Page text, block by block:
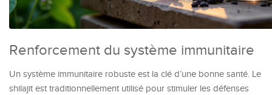
Renforcement du système immunitaire
Un système immunitaire robuste est la clé d’une bonne santé. Le
shilajit est traditionnellement utilisé pour stimuler les défenses